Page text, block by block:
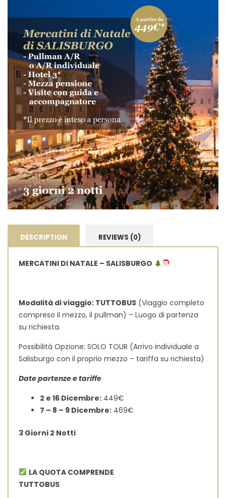
DESCRIPTION REVIEWS (0)
MERCATINI DI NATALE – SALISBURGO
Modalità di viaggio: TUTTOBUS (Viaggio completo
compreso il mezzo, il pullman) – Luogo di partenza
su richiesta.
Possibilità Opzione: SOLO TOUR (Arrivo individuale a
Salisburgo con il proprio mezzo – tariffa su richiesta)
Date partenze e tariffe
2 e 16 Dicembre: 449€
7 – 8 – 9 Dicembre: 469€
3 Giorni 2 Notti
LA QUOTA COMPRENDE
TUTTOBUS